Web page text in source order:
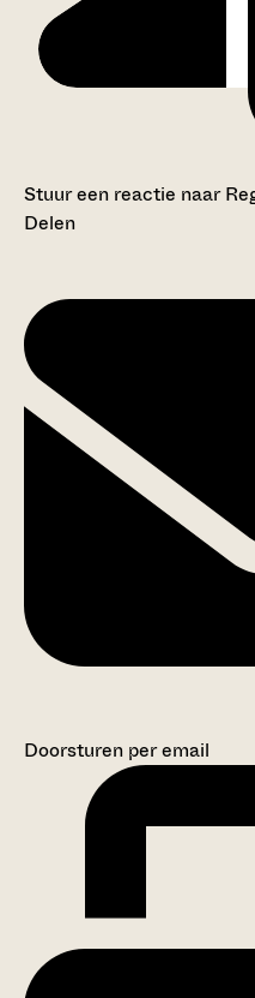
Stuur een reactie naar
Delen
Doorsturen per email